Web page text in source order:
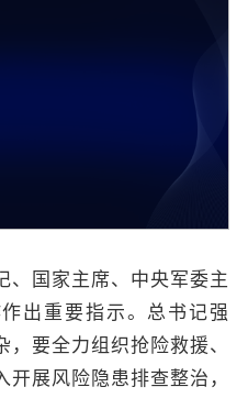
国家主席、中央军委主
出重要指示。总书记强
要全力组织抢险救援、
展风险隐患排查整治，